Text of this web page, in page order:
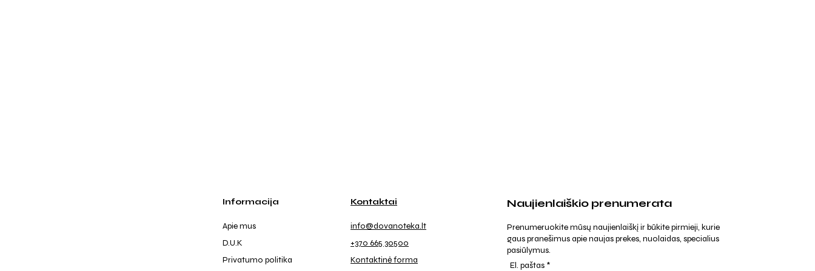
Informacija
Apie mus
D.U.K
Privatumo politika
Kontaktai
info@dovanoteka.lt
+370 665 30500
Kontaktinė forma
Naujienlaiškio prenumerata
Prenumeruokite mūsų naujienlaiškį ir būkite pirmieji, kurie
gaus pranešimus apie naujas prekes, nuolaidas, specialius
pasiūlymus.
El. paštas